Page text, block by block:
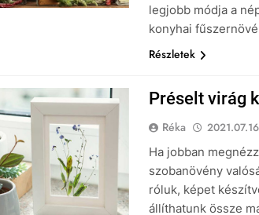
legjobb módja a
konyhai
Részletek
Préselt virág
Réka
Ha jobban
szobanövény
róluk, képet
állíthatunk össze